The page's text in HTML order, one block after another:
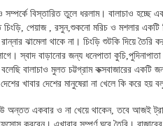
সম্পর্কে বিস্তারিত তুলে ধরলাম। বালাচাও
চিংড়ি, পেয়াজ , রসুন,শুকনো মরিচ ও মশলার
ঝামেলা থাকে না। চিংড়ি শুটকি দিয়ে
স্বাদ বাড়ানোর জন্য ধনেপাতা
বালাচাও মুলত চট্টগ্রাম কক্সবাজারের একটি
খাবার দেশের মানুষেরা না খেলে কি করে হয়
অন্তত একবার ও না খেয়ে থাকেন, তবে আজই